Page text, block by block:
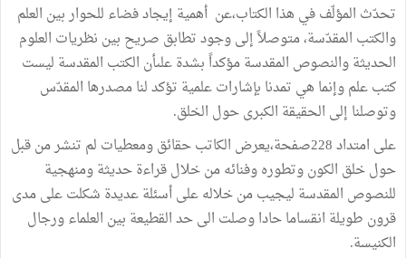
تحدّث المؤلّف في هذا الكتاب،عن أهمية إيجاد فضاء للحوار بين العلم
والكتب المقدّسة، متوصلاً إلى وجود تطابق صريح بين نظريات العلوم
الحديثة والنصوص المقدسة مؤكداً بشدة علىأن الكتب المقدسة ليست
كتب علم وإنما هي تمدنا بإشارات علمية تؤكد لنا مصدرها المقدّس
وتوصلنا إلى الحقيقة الكبرى حول الخلق.
على امتداد 228صفحة،يعرض الكاتب حقائق ومعطيات لم تنشر من قبل
حول خلق الكون وتطوره وفنائه من خلال قراءة حديثة ومنهجية
للنصوص المقدسة ليجيب من خلاله على أسئلة عديدة شكلت على مدى
قرون طويلة انقساما حادا وصلت الى حد القطيعة بين العلماء ورجال
الكنيسة.